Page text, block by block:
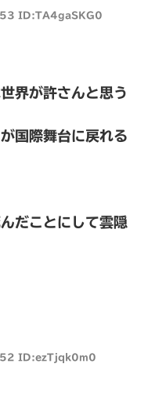
ID:TA4gaSKG0
界が許さんと思う
国際舞台に戻れる
だことにして雲隠
ID:ezTjqk0m0